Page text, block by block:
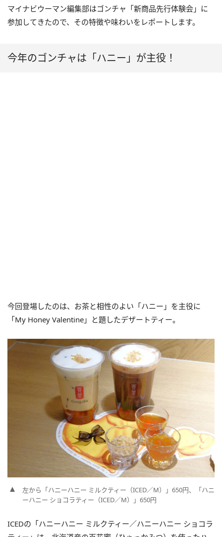
マイナビウーマン編集部はゴンチャ「新商品先行体験会」に
参加してきたので、その特徴や味わいをレポートします。
今年のゴンチャは「ハニー」が主役！
今回登場したのは、お茶と相性のよい「ハニー」を主役に
「My Honey Valentine」と題したデザートティー。
左から「ハニーハニー ミルクティー（ICED／M）」650円、「ハニ
ーハニー ショコラティー（ICED／M）」650円
ICEDの「ハニーハニー ミルクティー／ハニーハニー ショコラ